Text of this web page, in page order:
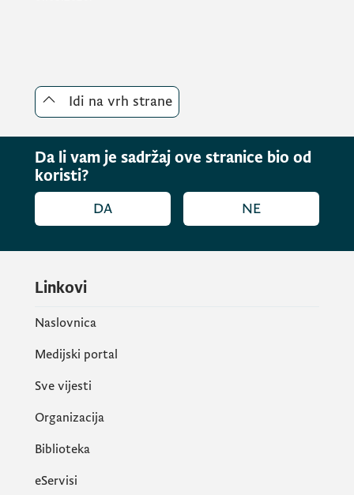
prava. "Na nama je da pokažemo da smo
spremni da se suočimo sa izazovima i da
i budućnost Crne Gore".
diijasporom-iseljenicima
zahvalio dijaspori na privrženosti domovini i
Idi na vrh strane
Da li vam je sadržaj ove stranice bio od
koristi?
DA NE
Linkovi
Naslovnica
Medijski portal
Sve vijesti
Organizacija
Biblioteka
eServisi